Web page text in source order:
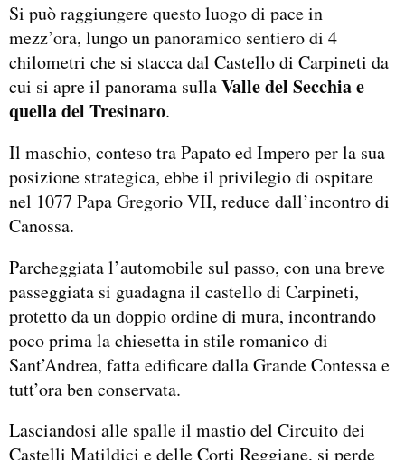
Si può raggiungere questo luogo di pace in
mezz’ora, lungo un panoramico sentiero di 4
chilometri che si stacca dal Castello di Carpineti da
cui si apre il panorama sullaValle del Secchia e
quella del Tresinaro.
Il maschio, conteso tra Papato ed Impero per la sua
posizione strategica, ebbe il privilegio di ospitare
nel 1077 Papa Gregorio VII, reduce dall’incontro di
Canossa.
Parcheggiata l’automobile sul passo, con una breve
passeggiata si guadagna il castello di Carpineti,
protetto da un doppio ordine di mura, incontrando
poco prima la chiesetta in stile romanico di
Sant’Andrea, fatta edificare dalla Grande Contessa e
tutt’ora ben conservata.
Lasciandosi alle spalle il mastio del Circuito dei
Castelli Matildici e delle Corti Reggiane, si perde